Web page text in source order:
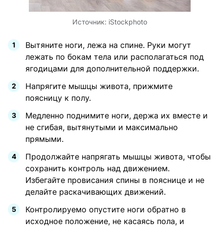
Источник: iStockphoto
Вытяните ноги, лежа на спине. Руки могут
лежать по бокам тела или располагаться под
ягодицами для дополнительной поддержки.
Напрягите мышцы живота, прижмите
поясницу к полу.
Медленно поднимите ноги, держа их вместе и
не сгибая, вытянутыми и максимально
прямыми.
Продолжайте напрягать мышцы живота, чтобы
сохранить контроль над движением.
Избегайте провисания спины в пояснице и не
делайте раскачивающих движений.
Контролируемо опустите ноги обратно в
исходное положение, не касаясь пола, и